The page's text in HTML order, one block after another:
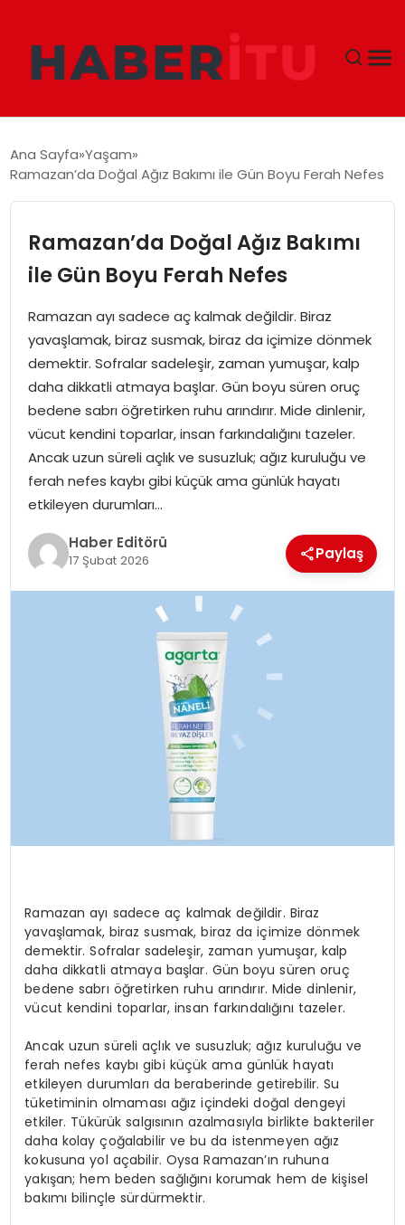
EKONOMI
SIYASET
TEKNOLOJI
EĞITIM
MAGAZIN
SPOR
YAŞAM
Ana Sayfa Yaşam
Ramazan’da Doğal Ağız Bakımı ile Gün Boyu Ferah Nefes
Ramazan’da Doğal Ağız Bakımı
ile Gün Boyu Ferah Nefes
Ramazan ayı sadece aç kalmak değildir. Biraz
yavaşlamak, biraz susmak, biraz da içimize dönmek
demektir. Sofralar sadeleşir, zaman yumuşar, kalp
daha dikkatli atmaya başlar. Gün boyu süren oruç
bedene sabrı öğretirken ruhu arındırır. Mide dinlenir,
vücut kendini toparlar, insan farkındalığını tazeler.
Ancak uzun süreli açlık ve susuzluk; ağız kuruluğu ve
ferah nefes kaybı gibi küçük ama günlük hayatı
etkileyen durumları…
Haber Editörü
17 Şubat 2026 Paylaş
Ramazan ayı sadece aç kalmak değildir. Biraz
yavaşlamak, biraz susmak, biraz da içimize dönmek
demektir. Sofralar sadeleşir, zaman yumuşar, kalp
daha dikkatli atmaya başlar. Gün boyu süren oruç
bedene sabrı öğretirken ruhu arındırır. Mide dinlenir,
vücut kendini toparlar, insan farkındalığını tazeler.
Ancak uzun süreli açlık ve susuzluk; ağız kuruluğu ve
ferah nefes kaybı gibi küçük ama günlük hayatı
etkileyen durumları da beraberinde getirebilir. Su
tüketiminin olmaması ağız içindeki doğal dengeyi
etkiler. Tükürük salgısının azalmasıyla birlikte bakteriler
daha kolay çoğalabilir ve bu da istenmeyen ağız
kokusuna yol açabilir. Oysa Ramazan’ın ruhuna
yakışan; hem beden sağlığını korumak hem de kişisel
bakımı bilinçle sürdürmektir.